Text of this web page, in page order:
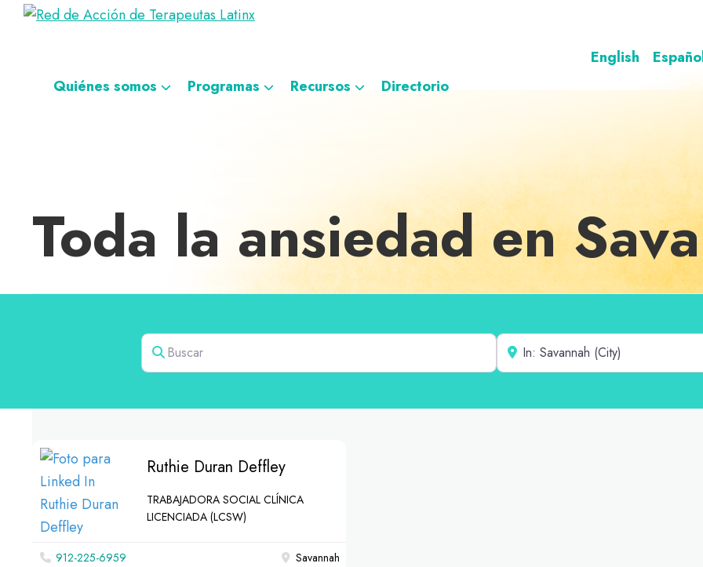
Saltar
navegación
principal
Saltar
Saltar
navegación
Terapeutas
terapeutas
English
Quiénes somos
Programas Recursos Directorio
Toda la ansiedad en
Buscar Cerca de
Ruthie Duran Deffley
TRABAJADORA SOCIAL CLÍNICA
LICENCIADA (LCSW)
912-225-6959 Savannah